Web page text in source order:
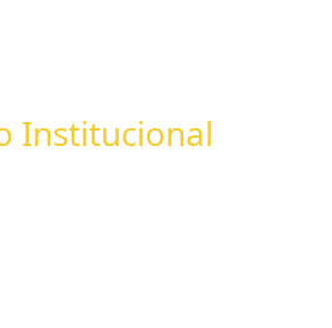
Institucional